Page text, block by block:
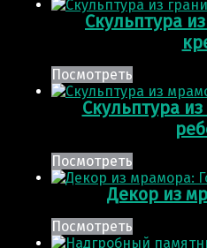
Скульптура
Посмотреть
Скульптура
Посмотреть
Декор из
Посмотреть